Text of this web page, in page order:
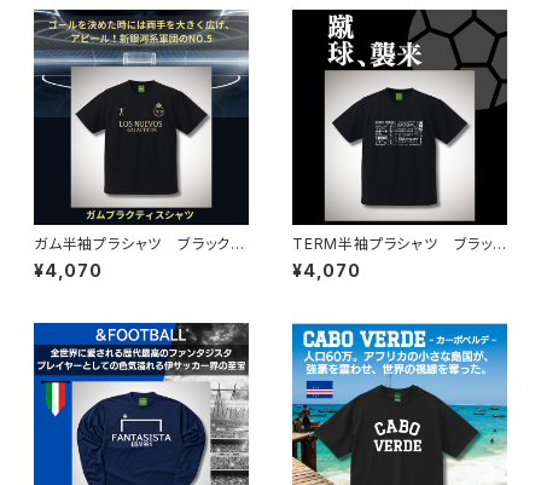
ガム半袖プラシャツ ブラックゴ
ールド
¥4,070
TERM半袖プラシャツ ブラック
ホワイト
¥4,070